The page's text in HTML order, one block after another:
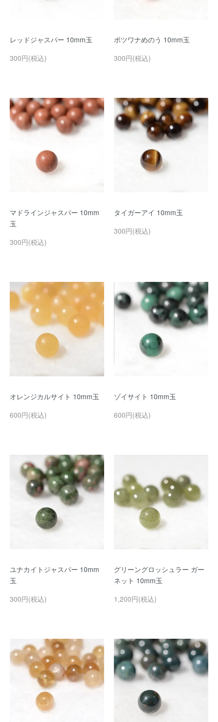
レッドジャスパー 10mm玉
300円(税込)
ボツワナめのう 10mm玉
300円(税込)
マドラインジャスパー 10mm
玉
300円(税込)
タイガーアイ 10mm玉
300円(税込)
オレンジカルサイト 10mm玉
600円(税込)
ゾイサイト 10mm玉
600円(税込)
ユナカイトジャスパー 10mm
玉
300円(税込)
グリーングロッシュラー ガー
ネット 10mm玉
1,200円(税込)